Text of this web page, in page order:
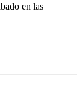
en las